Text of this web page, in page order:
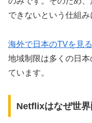
できないという仕組み
海外で日本のTVを見
地域制限は多くの日
ています。
Netflixはなぜ世